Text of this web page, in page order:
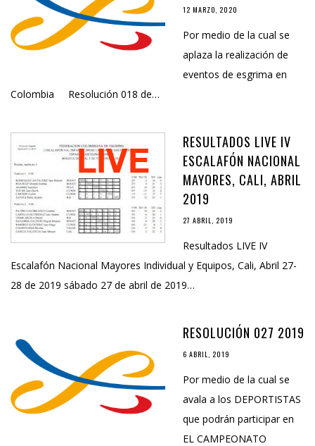
12 MARZO, 2020
Por medio de la cual se
aplaza la realización de
eventos de esgrima en
Colombia Resolución 018 de…
RESULTADOS LIVE IV
ESCALAFÓN NACIONAL
MAYORES, CALI, ABRIL
2019
27 ABRIL, 2019
Resultados LIVE IV
Escalafón Nacional Mayores Individual y Equipos, Cali, Abril 27-
28 de 2019 sábado 27 de abril de 2019…
RESOLUCIÓN 027 2019
6 ABRIL, 2019
Por medio de la cual se
avala a los DEPORTISTAS
que podrán participar en
EL CAMPEONATO